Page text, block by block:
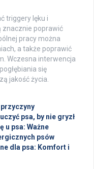
triggery lęku i
znacznie poprawić
pracy można
a także poprawić
Wczesna interwencja
się
jakość życia.
przyczyny
psa, by nie gryzł
u psa: Ważne
psów
dla psa: Komfort i